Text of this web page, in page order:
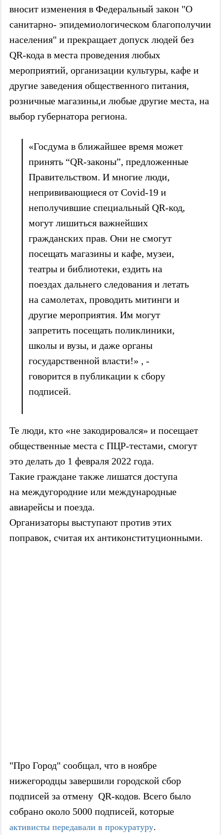
вносит изменения в Федеральный закон "О
санитарно- эпидемиологическом благополучии
населения" и прекращает допуск людей без
QR-кода в места проведения любых
мероприятий, организации культуры, кафе и
другие заведения общественного питания,
розничные магазины,и любые другие места, на
выбор губернатора региона.
«Госдума в ближайшее время может
принять “QR-законы”, предложенные
Правительством. И многие люди,
непрививающиеся от Covid-19 и
неполучившие специальный QR-код,
могут лишиться важнейших
гражданских прав. Они не смогут
посещать магазины и кафе, музеи,
театры и библиотеки, ездить на
поездах дальнего следования и летать
на самолетах, проводить митинги и
другие мероприятия. Им могут
запретить посещать поликлиники,
школы и вузы, и даже органы
государственной власти!» , -
говорится в публикации к сбору
подписей.
Те люди, кто «не закодировался» и посещает
общественные места с ПЦР-тестами, смогут
это делать до 1 февраля 2022 года.
Такие граждане также лишатся доступа
на междугородние или международные
авиарейсы и поезда.
Организаторы выступают против этих
поправок, считая их антиконституционными.
"Про Город" сообщал, что в ноябре
нижегородцы завершили городской сбор
подписей за отмену QR-кодов. Всего было
собрано около 5000 подписей, которые
активисты передавали в прокуратуру.